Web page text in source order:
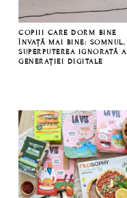
COPIII CARE DORM BINE
ÎNVAȚĂ MAI BINE: SOMNUL,
SUPERPUTEREA IGNORATĂ A
GENERAȚIEI DIGITALE